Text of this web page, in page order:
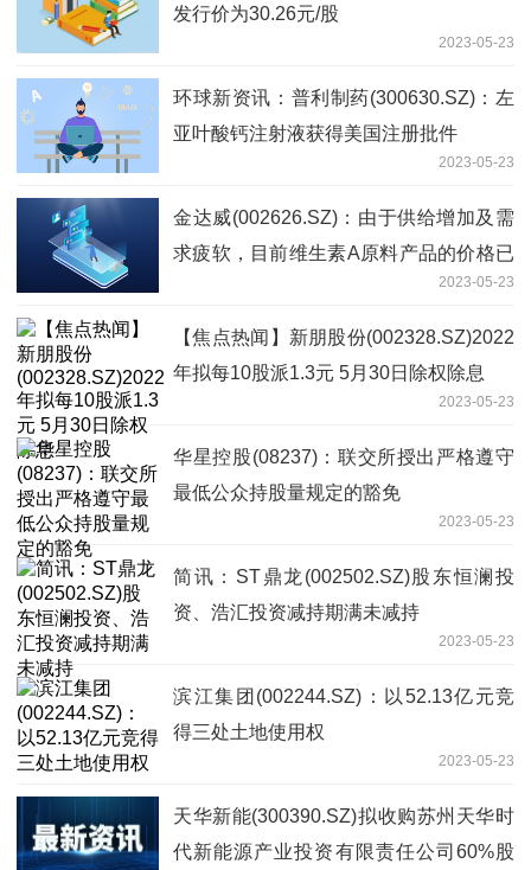
发行价为30.26元/股
2023-05-23
环球新资讯：普利制药(300630.SZ)：左
亚叶酸钙注射液获得美国注册批件
2023-05-23
金达威(002626.SZ)：由于供给增加及需
求疲软，目前维生素A原料产品的价格已
2023-05-23
【焦点热闻】新朋股份(002328.SZ)2022
年拟每10股派1.3元 5月30日除权除息
2023-05-23
华星控股(08237)：联交所授出严格遵守
最低公众持股量规定的豁免
2023-05-23
简讯：ST鼎龙(002502.SZ)股东恒澜投
资、浩汇投资减持期满未减持
2023-05-23
滨江集团(002244.SZ)：以52.13亿元竞
得三处土地使用权
2023-05-23
天华新能(300390.SZ)拟收购苏州天华时
代新能源产业投资有限责任公司60%股